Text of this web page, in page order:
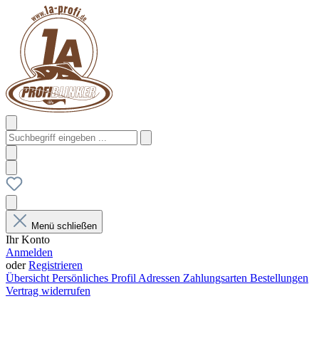
Menü schließen
Ihr Konto
Anmelden
oderRegistrieren
Übersicht Persönliches Profil Adressen Zahlungsarten Bestellungen
Vertrag widerrufen